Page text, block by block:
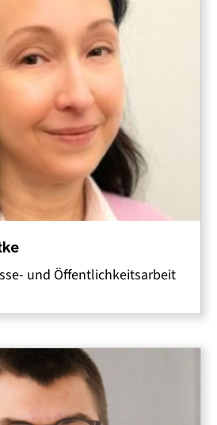
und Öffentlichkeitsarbeit